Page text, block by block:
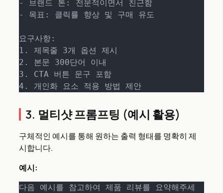
- 브랜드 톤: 전문적이면서 친근함
- 목표: 클릭률 향상 및 구매 유도
요구사항:
1. 제목줄 3개 옵션 제시
2. 본문 300단어 이내
3. CTA 버튼 문구 포함
4. 개인화 요소 적용 방법 제안
3. 멀티샷 프롬프팅 (예시 활용)
구체적인 예시를 통해 원하는 출력 형태를 명확히 제
시합니다.
예시:
다음 예시를 참고하여 제품 리뷰를 요약해주세